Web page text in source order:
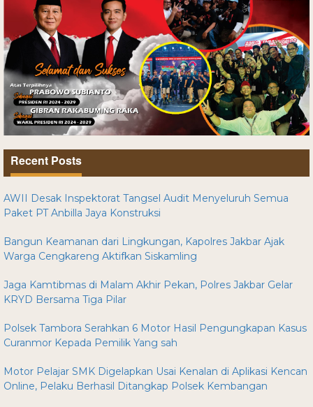
Recent Posts
AWII Desak Inspektorat Tangsel Audit Menyeluruh Semua
Paket PT Anbilla Jaya Konstruksi
Bangun Keamanan dari Lingkungan, Kapolres Jakbar Ajak
Warga Cengkareng Aktifkan Siskamling
Jaga Kamtibmas di Malam Akhir Pekan, Polres Jakbar Gelar
KRYD Bersama Tiga Pilar
Polsek Tambora Serahkan 6 Motor Hasil Pengungkapan Kasus
Curanmor Kepada Pemilik Yang sah
Motor Pelajar SMK Digelapkan Usai Kenalan di Aplikasi Kencan
Online, Pelaku Berhasil Ditangkap Polsek Kembangan